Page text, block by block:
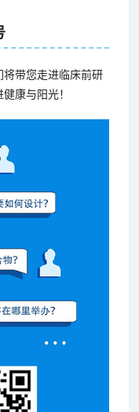
带您走进临床前研
康与阳光！